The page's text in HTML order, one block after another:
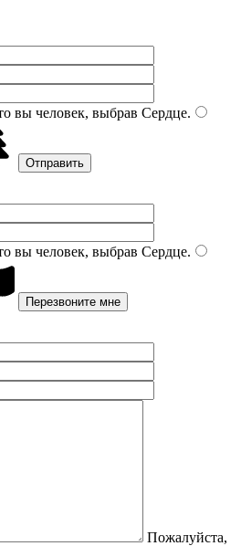
вы человек, выбрав Сердце.
вы человек, выбрав Сердце.
Пожалуйста,